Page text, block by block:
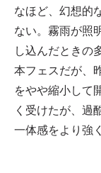
なほど、幻想的
ない。霧雨が照
し込んだときの
本フェスだが、
をやや縮小して
く受けたが、過
一体感をより強